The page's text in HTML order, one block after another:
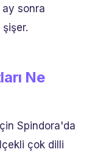
ay sonra
şişer.
Ne
Spindora'da
çok dilli